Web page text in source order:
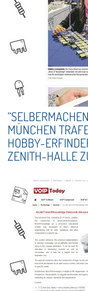
MÜNCHEN
HOBBY-
ZENITH-HALLE